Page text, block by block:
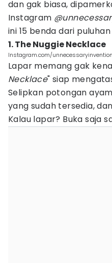
dan gak biasa,
Instagram
ini 15 benda dari
1. The Nuggie Necklace
Instagram.com/
Lapar memang gak
Necklace" siap
Selipkan potongan
yang sudah tersedia,
Kalau lapar? Buka saja